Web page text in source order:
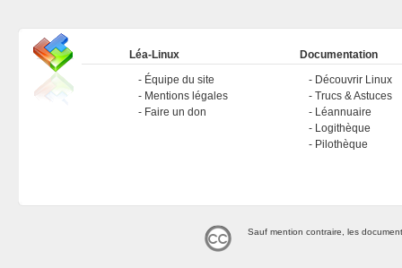
Léa-Linux
Équipe du site
Mentions légales
Faire un don
Documentation
Découvrir Linux
Trucs & Astuces
Léannuaire
Logithèque
Pilothèque
Sauf mention contraire, les